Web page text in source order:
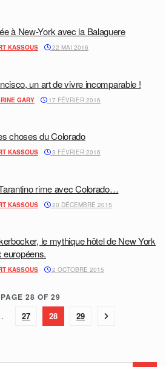
à New-York avec la Balaguere
KASSOUS 22 MAI 2016
un art de vivre incomparable !
GARY 17 FÉVRIER 2016
choses du Colorado
KASSOUS 3 FÉVRIER 2016
rime avec Colorado…
KASSOUS 20 DÉCEMBRE 2015
le mythique hôtel de New York
européens.
KASSOUS 2 OCTOBRE 2015
PAGE 28 OF 29
27 28 29